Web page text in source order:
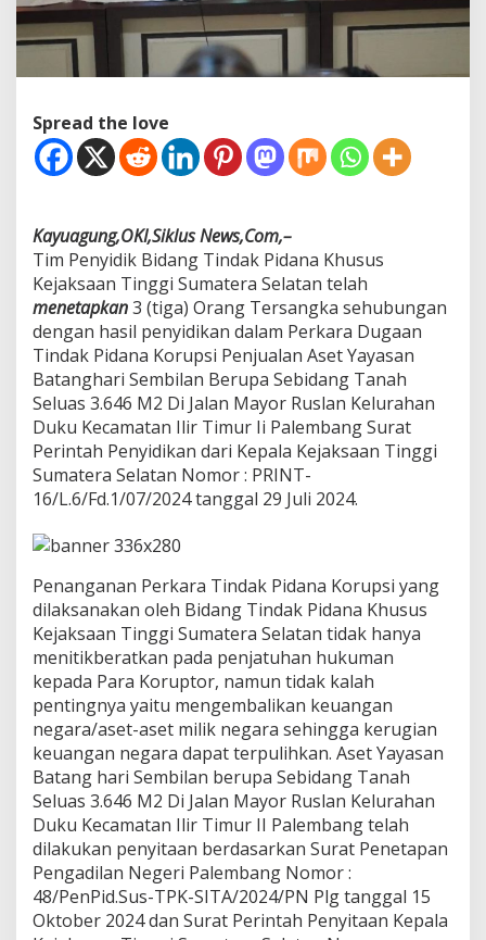
e
r
a
D
u
g
n
T
i
n
d
a
k
P
i
d
a
n
K
o
u
s
i
P
e
n
j
u
a
l
a
n
A
s
t
Y
a
y
Spread the love
Kayuagung,OKI,Siklus News,Com,–
Tim Penyidik Bidang Tindak Pidana Khusus
Kejaksaan Tinggi Sumatera Selatan telah
menetapkan3 (tiga) Orang Tersangka sehubungan
dengan hasil penyidikan dalam Perkara Dugaan
Tindak Pidana Korupsi Penjualan Aset Yayasan
Batanghari Sembilan Berupa Sebidang Tanah
Seluas 3.646 M2 Di Jalan Mayor Ruslan Kelurahan
Duku Kecamatan Ilir Timur Ii Palembang Surat
Perintah Penyidikan dari Kepala Kejaksaan Tinggi
Sumatera Selatan Nomor : PRINT-
16/L.6/Fd.1/07/2024 tanggal 29 Juli 2024.
Penanganan Perkara Tindak Pidana Korupsi yang
dilaksanakan oleh Bidang Tindak Pidana Khusus
Kejaksaan Tinggi Sumatera Selatan tidak hanya
menitikberatkan pada penjatuhan hukuman
kepada Para Koruptor, namun tidak kalah
pentingnya yaitu mengembalikan keuangan
negara/aset-aset milik negara sehingga kerugian
keuangan negara dapat terpulihkan. Aset Yayasan
Batang hari Sembilan berupa Sebidang Tanah
Seluas 3.646 M2 Di Jalan Mayor Ruslan Kelurahan
Duku Kecamatan Ilir Timur II Palembang telah
dilakukan penyitaan berdasarkan Surat Penetapan
Pengadilan Negeri Palembang Nomor :
48/PenPid.Sus-TPK-SITA/2024/PN Plg tanggal 15
Oktober 2024 dan Surat Perintah Penyitaan Kepala